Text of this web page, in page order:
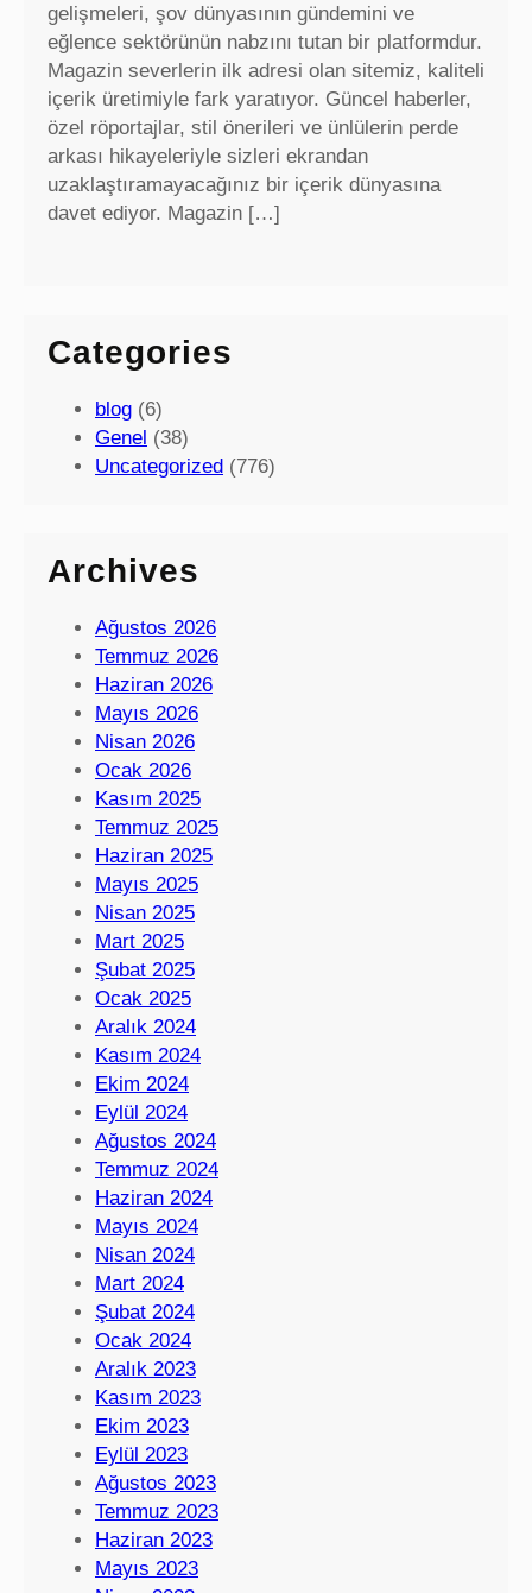
gelişmeleri, şov dünyasının gündemini ve
eğlence sektörünün nabzını tutan bir platformdur.
Magazin severlerin ilk adresi olan sitemiz, kaliteli
içerik üretimiyle fark yaratıyor. Güncel haberler,
özel röportajlar, stil önerileri ve ünlülerin perde
arkası hikayeleriyle sizleri ekrandan
uzaklaştıramayacağınız bir içerik dünyasına
davet ediyor. Magazin […]
Categories
blog (6)
Genel (38)
Uncategorized (776)
Archives
Ağustos 2026
Temmuz 2026
Haziran 2026
Mayıs 2026
Nisan 2026
Ocak 2026
Kasım 2025
Temmuz 2025
Haziran 2025
Mayıs 2025
Nisan 2025
Mart 2025
Şubat 2025
Ocak 2025
Aralık 2024
Kasım 2024
Ekim 2024
Eylül 2024
Ağustos 2024
Temmuz 2024
Haziran 2024
Mayıs 2024
Nisan 2024
Mart 2024
Şubat 2024
Ocak 2024
Aralık 2023
Kasım 2023
Ekim 2023
Eylül 2023
Ağustos 2023
Temmuz 2023
Haziran 2023
Mayıs 2023